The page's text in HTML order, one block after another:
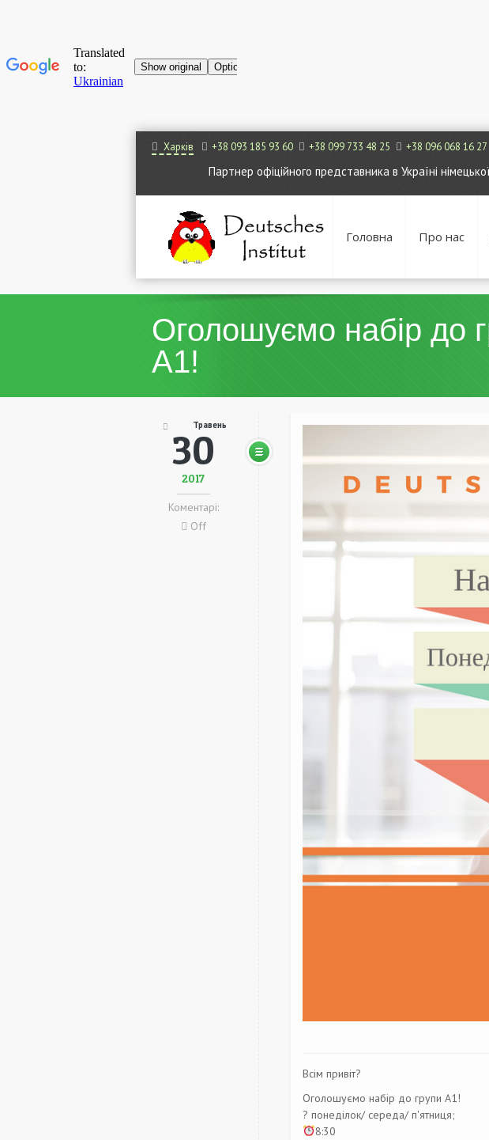
Харків +38 093 185 93 60 +38 099 733 48 25 +38 096 068 16 27
Партнер офіційного представника в Україні
Головна Про нас
Оголошуємо набір до
А1!
30
Травень
2017
Коментарі:
Off
Всім привіт?
Оголошуємо набір до групи А1!
? понеділок/ середа/ п'ятниця;
8:30